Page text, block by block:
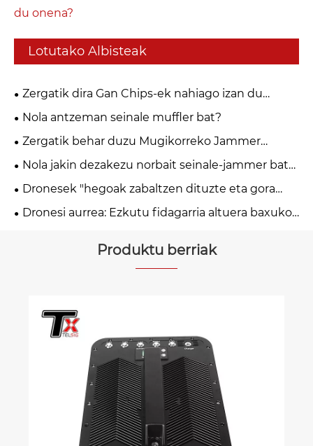
du onena?
Lotutako Albisteak
Zergatik dira Gan Chips-ek nahiago izan du
droneak jamming?
Nola antzeman seinale muffler bat?
Zergatik behar duzu Mugikorreko Jammer
mugikorra?
Nola jakin dezakezu norbait seinale-jammer bat
erabiltzen ari ote den?
Dronesek "hegoak zabaltzen dituzte eta gora
egiten dute hegan", etorkizuneko teknologia-joera
Dronesi aurrea: Ezkutu fidagarria altuera baxuko
Produktu berriak